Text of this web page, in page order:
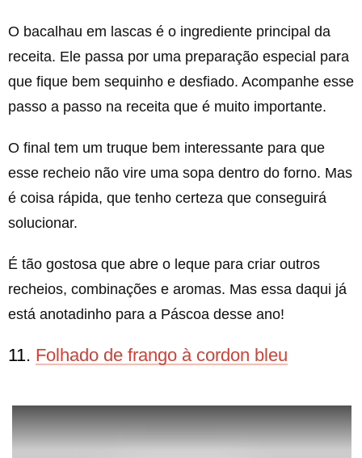
O bacalhau em lascas é o ingrediente principal da
receita. Ele passa por uma preparação especial para
que fique bem sequinho e desfiado. Acompanhe esse
passo a passo na receita que é muito importante.
O final tem um truque bem interessante para que
esse recheio não vire uma sopa dentro do forno. Mas
é coisa rápida, que tenho certeza que conseguirá
solucionar.
É tão gostosa que abre o leque para criar outros
recheios, combinações e aromas. Mas essa daqui já
está anotadinho para a Páscoa desse ano!
11. Folhado de frango à cordon bleu